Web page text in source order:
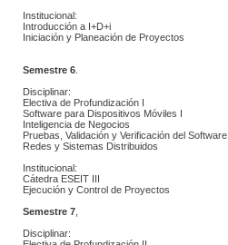
Institucional:
Introducción a I+D+i
Iniciación y Planeación de Proyectos
Semestre 6
Disciplinar:
Electiva de Profundización I
Software para Dispositivos Móviles I
Inteligencia de Negocios
Pruebas, Validación y Verificación del Software
Redes y Sistemas Distribuidos
Institucional:
Cátedra ESEIT III
Ejecución y Control de Proyectos
Semestre 7
Disciplinar: